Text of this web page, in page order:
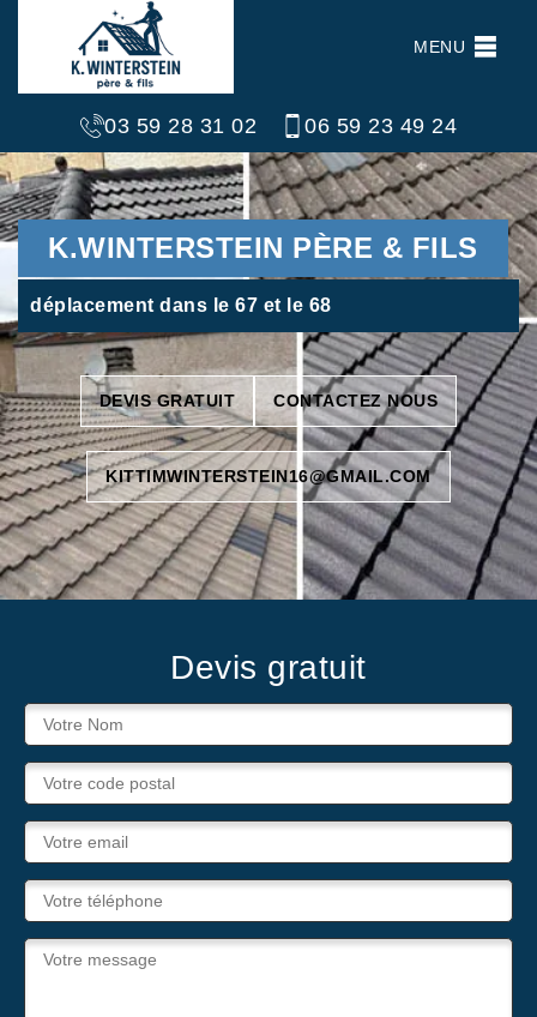
MENU
03 59 28 31 02 06 59 23 49 24
K.WINTERSTEIN PÈRE & FILS
déplacement dans le 67 et le 68
DEVIS GRATUIT CONTACTEZ NOUS
KITTIMWINTERSTEIN16@GMAIL.COM
Devis gratuit